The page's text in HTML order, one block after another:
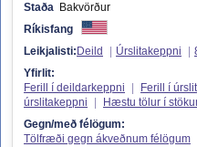
Staða Bakvörður
Ríkisfang
Leikjalisti: Deild Úrslitakeppni
Yfirlit:
Ferill í deildarkeppni
Ferill í
úrslitakeppni
Hæstu tölur í
Gegn/með félögum:
Tölfræði gegn ákveðnum félögum